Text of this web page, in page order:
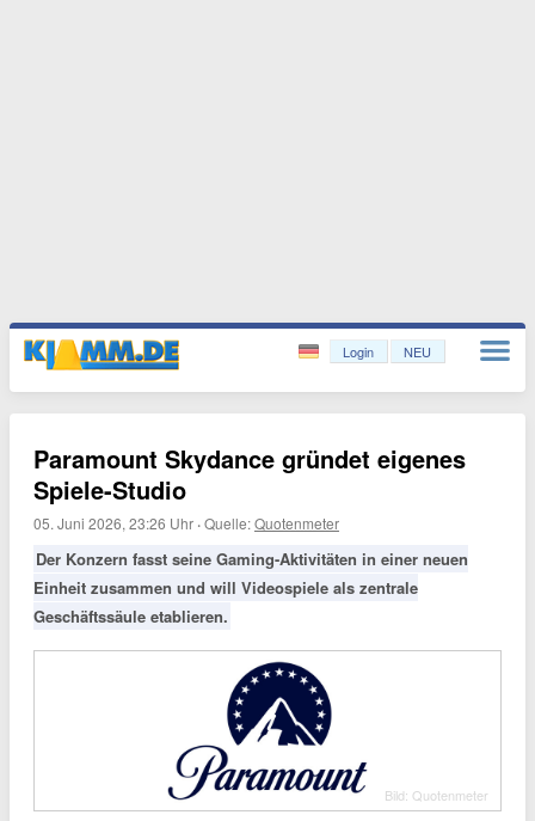
Login NEU
Paramount Skydance gründet eigenes
Spiele-Studio
05. Juni 2026, 23:26 Uhr ·Quelle:Quotenmeter
Der Konzern fasst seine Gaming-Aktivitäten in einer neuen
Einheit zusammen und will Videospiele als zentrale
Geschäftssäule etablieren.
Bild: Quotenmeter